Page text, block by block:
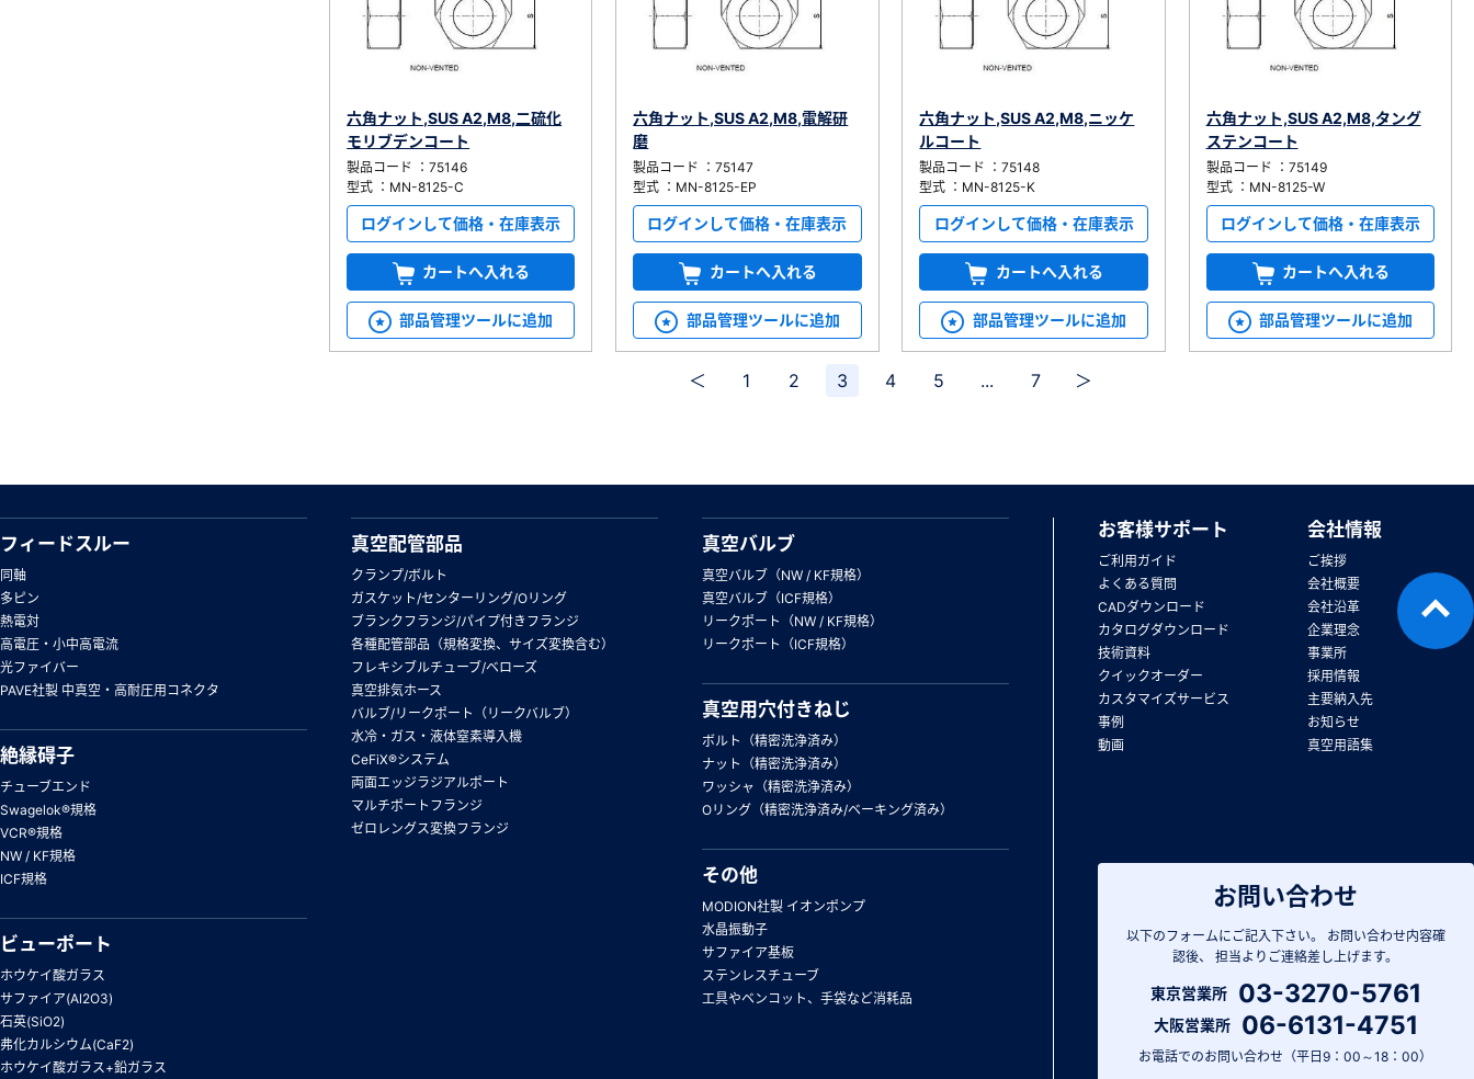
六角ナット,SUS A2,M8,二硫化
モリブデンコート
製品コード ：75146
型式 ：MN-8125-C
ログインして価格・在庫表示
カートへ入れる
部品管理ツールに追加
六角ナット,SUS A2,M8,電解研
磨
製品コード ：75147
型式 ：MN-8125-EP
ログインして価格・在庫表示
カートへ入れる
部品管理ツールに追加
六角ナット,SUS A2,M8,ニッケ
ルコート
製品コード ：75148
型式 ：MN-8125-K
ログインして価格・在庫表示
カートへ入れる
部品管理ツールに追加
六角ナット,SUS A2,M8,タング
ステンコート
製品コード ：75149
型式 ：MN-8125-W
ログインして価格・在庫表示
カートへ入れる
部品管理ツールに追加
＜ 1 2 3 4 5 ... 7 ＞
お問い合わせ
以下のフォームにご記入下さい。
お問い合わせ内容確
認後、
担当よりご連絡差し上げます。
東京営業所 03-3270-5761
大阪営業所 06-6131-4751
お電話でのお問い合わせ（平日9：00～18：00）
フィードスルー
同軸
多ピン
熱電対
高電圧・小中高電流
光ファイバー
PAVE社製 中真空・高耐圧用コネクタ
絶縁碍子
チューブエンド
Swagelok®規格
VCR®規格
NW / KF規格
ICF規格
ビューポート
ホウケイ酸ガラス
サファイア(Al2O3)
石英(SiO2)
弗化カルシウム(CaF2)
ホウケイ酸ガラス+鉛ガラス
真空配管部品
クランプ/ボルト
ガスケット/センターリング/Oリング
ブランクフランジ/パイプ付きフランジ
各種配管部品（規格変換、サイズ変換含む）
フレキシブルチューブ/ベローズ
真空排気ホース
バルブ/リークポート（リークバルブ）
水冷・ガス・液体窒素導入機
CeFiX®システム
両面エッジラジアルポート
マルチポートフランジ
ゼロレングス変換フランジ
真空バルブ
真空バルブ（NW / KF規格）
真空バルブ（ICF規格）
リークポート（NW / KF規格）
リークポート（ICF規格）
真空用穴付きねじ
ボルト（精密洗浄済み）
ナット（精密洗浄済み）
ワッシャ（精密洗浄済み）
Oリング（精密洗浄済み/ベーキング済み）
その他
MODION社製 イオンポンプ
水晶振動子
サファイア基板
ステンレスチューブ
工具やベンコット、手袋など消耗品
お客様サポート
ご利用ガイド
よくある質問
CADダウンロード
カタログダウンロード
技術資料
クイックオーダー
カスタマイズサービス
事例
動画
会社情報
ご挨拶
会社概要
会社沿革
企業理念
事業所
採用情報
主要納入先
お知らせ
真空用語集